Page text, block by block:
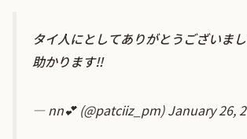
タイ人にとしてありがとうございまし
助かります‼️
— nn💕 (@patciiz_pm)January 26,